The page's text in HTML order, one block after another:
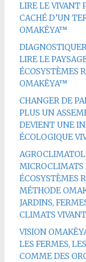
LIRE LE VIVANT
CACHÉ D’UN
OMAKËYA™
LIRE LE
ÉCOSYSTÈMES
OMAKËYA™
CHANGER DE
PLUS UN
DEVIENT UNE
ÉCOLOGIQUE
MICROCLIMATS
ÉCOSYSTÈMES
MÉTHODE
JARDINS,
CLIMATS
VISION
LES FERMES,
COMME DES